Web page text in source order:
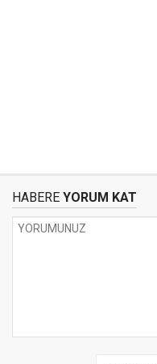
HABERE YORUM KAT